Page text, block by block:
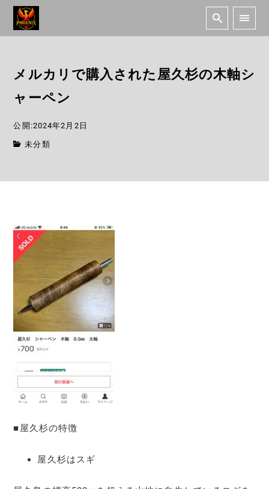
メルカリで購入された屋久杉の木軸シ
ャーペン
公開:2024年2月2日
未分類
■屋久杉の特徴
屋久杉はスギ